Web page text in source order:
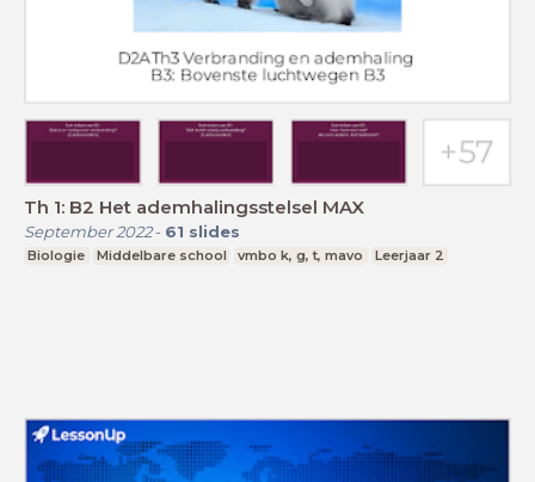
Th 1: B2 Het ademhalingsstelsel MAX
September 2022- 61 slides
Biologie Middelbare school vmbo k, g, t, mavo Leerjaar 2